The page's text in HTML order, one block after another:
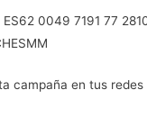
0049 7191 77
campaña en tus redes